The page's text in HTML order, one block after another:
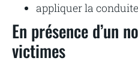
appliquer la
En présence d’un
victimes